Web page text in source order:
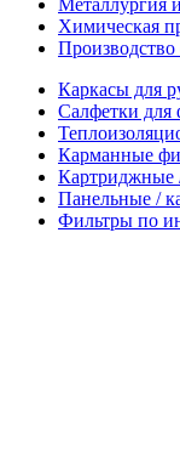
Металлургия
Химическая
Каркасы для
Салфетки для
Карманные
Картриджные
Панельные /
Фильтры по